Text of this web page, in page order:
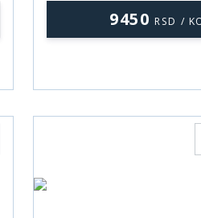
9450 RSD /